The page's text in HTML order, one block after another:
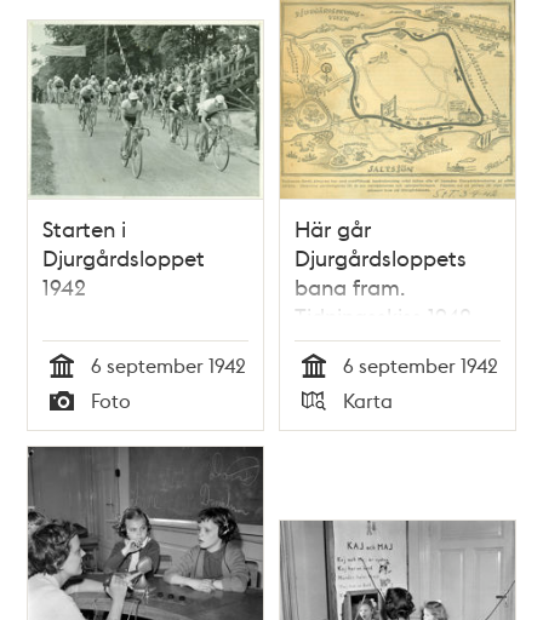
Starten i
Djurgårdsloppet
1942
Tid
6 september 1942
Typ
Foto
Här går
Djurgårdsloppets
bana fram.
Tidningsskiss 1942
Tid
6 september 1942
Typ
Karta